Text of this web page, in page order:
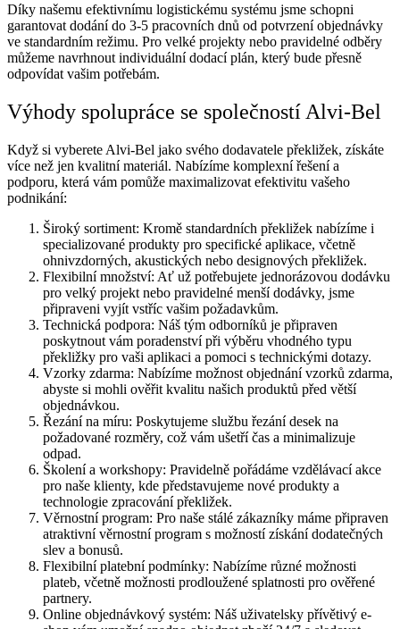
Díky našemu efektivnímu logistickému systému jsme schopni
garantovat dodání do 3-5 pracovních dnů od potvrzení objednávky
ve standardním režimu. Pro velké projekty nebo pravidelné odběry
můžeme navrhnout individuální dodací plán, který bude přesně
odpovídat vašim potřebám.
Výhody spolupráce se společností Alvi-Bel
Když si vyberete Alvi-Bel jako svého dodavatele překližek, získáte
více než jen kvalitní materiál. Nabízíme komplexní řešení a
podporu, která vám pomůže maximalizovat efektivitu vašeho
podnikání:
Široký sortiment: Kromě standardních překližek nabízíme i
specializované produkty pro specifické aplikace, včetně
ohnivzdorných, akustických nebo designových překližek.
Flexibilní množství: Ať už potřebujete jednorázovou dodávku
pro velký projekt nebo pravidelné menší dodávky, jsme
připraveni vyjít vstříc vašim požadavkům.
Technická podpora: Náš tým odborníků je připraven
poskytnout vám poradenství při výběru vhodného typu
překližky pro vaši aplikaci a pomoci s technickými dotazy.
Vzorky zdarma: Nabízíme možnost objednání vzorků zdarma,
abyste si mohli ověřit kvalitu našich produktů před větší
objednávkou.
Řezání na míru: Poskytujeme službu řezání desek na
požadované rozměry, což vám ušetří čas a minimalizuje
odpad.
Školení a workshopy: Pravidelně pořádáme vzdělávací akce
pro naše klienty, kde představujeme nové produkty a
technologie zpracování překližek.
Věrnostní program: Pro naše stálé zákazníky máme připraven
atraktivní věrnostní program s možností získání dodatečných
slev a bonusů.
Flexibilní platební podmínky: Nabízíme různé možnosti
plateb, včetně možnosti prodloužené splatnosti pro ověřené
partnery.
Online objednávkový systém: Náš uživatelsky přívětivý e-